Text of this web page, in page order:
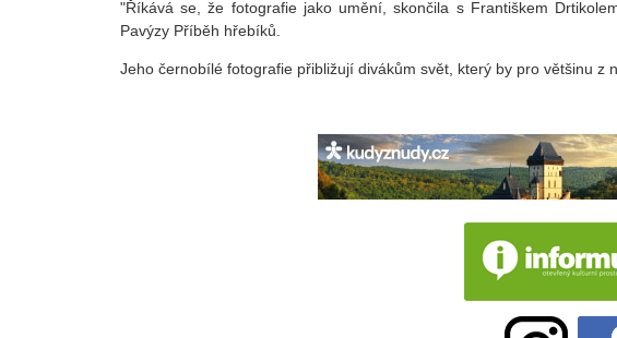
"Říkává se, že fotografie jako umění, skončila s Františkem
Pavýzy Příběh hřebíků.
Jeho černobílé fotografie přibližují divákům svět, který by pro většinu z